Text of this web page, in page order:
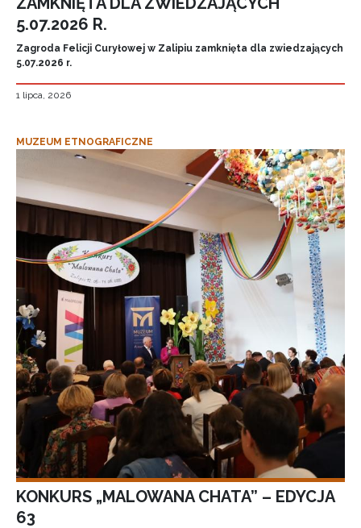
5.07.2026 R.
Zagroda Felicji Curyłowej w Zalipiu zamknięta dla zwiedzających
5.07.2026 r.
1 lipca, 2026
MUZEUM ETNOGRAFICZNE
KONKURS „MALOWANA CHATA” – EDYCJA
63